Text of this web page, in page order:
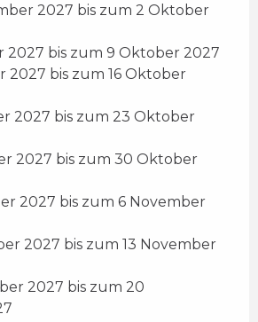
2027 bis zum 2 Oktober
2027 bis zum 9 Oktober 2027
2027 bis zum 16 Oktober
2027 bis zum 23 Oktober
2027 bis zum 30 Oktober
2027 bis zum 6 November
2027 bis zum 13 November
2027 bis zum 20